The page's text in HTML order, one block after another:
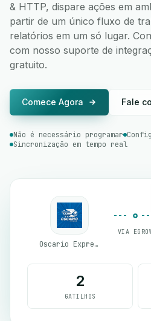
& HTTP, dispare ações em
partir de um único fluxo de
relatórios em um só lugar.
com nosso suporte de
gratuito.
Comece Agora Fale
Não é necessário programar
Sincronização em tempo real
Oscario Express
VIA
2
GATILHOS